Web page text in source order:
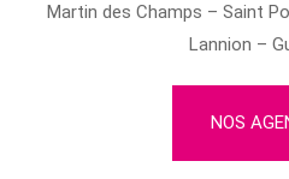
Martin des Champs – Saint
Lannion –
NOS